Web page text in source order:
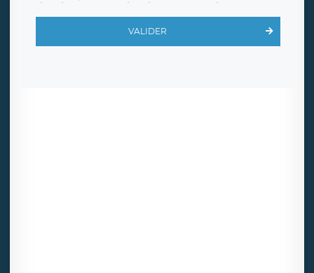
offrant desclauses de protection conformes au RGPD. Les
en sollicite la suppression, étant entendu que vous pouvez
demander la suppression de vos données et retirer votre
VALIDER